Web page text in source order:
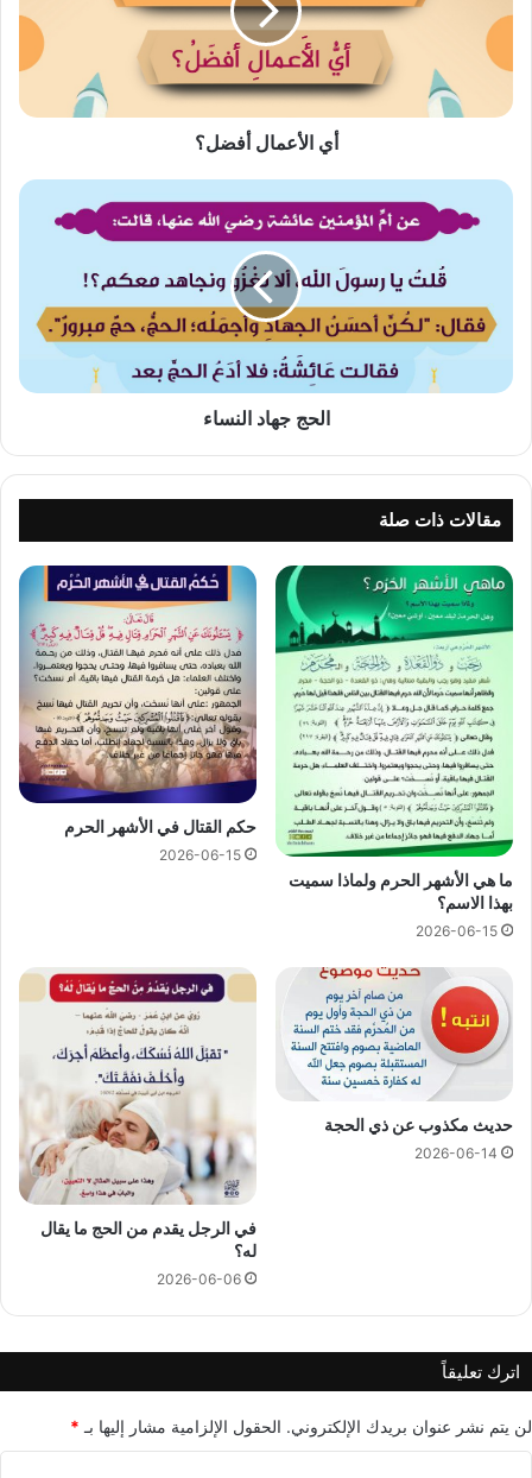
أي الأعمال أفضل؟
الحج
الحج جهاد النساء
مقالات ذات صلة
ما هي الأشهر الحرم ولماذا سميت
بهذا الاسم؟
2026-06-15
حكم القتال في الأشهر الحرم
2026-06-15
حديث مكذوب عن ذي الحجة
2026-06-14
في الرجل يقدم من الحج ما يقال
له؟
2026-06-06
اترك تعليقاً
لن يتم نشر عنوان بريدك الإلكتروني. الحقول الإلزامية مشار إليها بـ *